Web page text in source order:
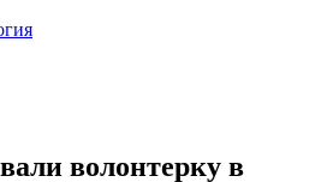
волонтерку в